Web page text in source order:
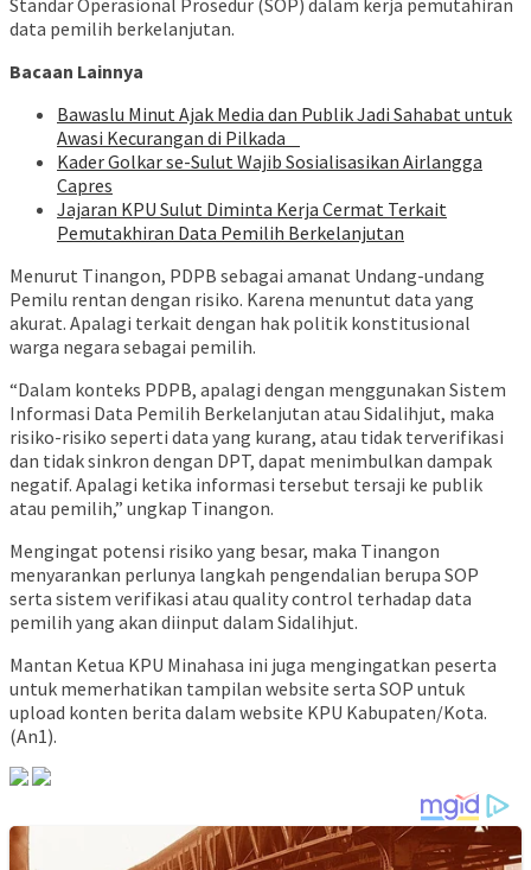
Standar Operasional Prosedur (SOP) dalam kerja pemutahiran
data pemilih berkelanjutan.
Bacaan Lainnya
Bawaslu Minut Ajak Media dan Publik Jadi Sahabat untuk
Awasi Kecurangan di Pilkada
Kader Golkar se-Sulut Wajib Sosialisasikan Airlangga
Capres
Jajaran KPU Sulut Diminta Kerja Cermat Terkait
Pemutakhiran Data Pemilih Berkelanjutan
Menurut Tinangon, PDPB sebagai amanat Undang-undang
Pemilu rentan dengan risiko. Karena menuntut data yang
akurat. Apalagi terkait dengan hak politik konstitusional
warga negara sebagai pemilih.
“Dalam konteks PDPB, apalagi dengan menggunakan Sistem
Informasi Data Pemilih Berkelanjutan atau Sidalihjut, maka
risiko-risiko seperti data yang kurang, atau tidak terverifikasi
dan tidak sinkron dengan DPT, dapat menimbulkan dampak
negatif. Apalagi ketika informasi tersebut tersaji ke publik
atau pemilih,” ungkap Tinangon.
Mengingat potensi risiko yang besar, maka Tinangon
menyarankan perlunya langkah pengendalian berupa SOP
serta sistem verifikasi atau quality control terhadap data
pemilih yang akan diinput dalam Sidalihjut.
Mantan Ketua KPU Minahasa ini juga mengingatkan peserta
untuk memerhatikan tampilan website serta SOP untuk
upload konten berita dalam website KPU Kabupaten/Kota.
(An1).